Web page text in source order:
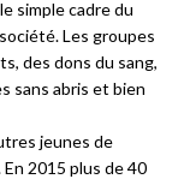
simple cadre du
Les groupes
des dons du sang,
sans abris et bien
jeunes de
2015 plus de 40